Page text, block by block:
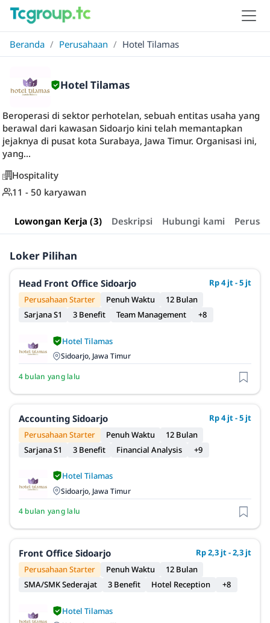
Beranda / Perusahaan / Hotel Tilamas
Hotel Tilamas
Beroperasi di sektor perhotelan, sebuah entitas usaha yang
berawal dari kawasan Sidoarjo kini telah memantapkan
jejaknya di pusat kota Surabaya, Jawa Timur. Organisasi ini,
yang...
Hospitality
11 - 50 karyawan
Lowongan Kerja (3) Deskripsi Hubungi kami
Loker Pilihan
Head Front Office Sidoarjo
Rp 4 jt - 5 jt
Perusahaan Starter
Penuh Waktu
12 Bulan
Sarjana S1
3 Benefit Team Management +8
Hotel Tilamas
Sidoarjo, Jawa Timur
4 bulan yang lalu
Accounting Sidoarjo
Rp 4 jt - 5 jt
Perusahaan Starter
Penuh Waktu
12 Bulan
Sarjana S1
3 Benefit Financial Analysis +9
Hotel Tilamas
Sidoarjo, Jawa Timur
4 bulan yang lalu
Front Office Sidoarjo
Rp 2,3 jt - 2,3 jt
Perusahaan Starter
Penuh Waktu
12 Bulan
SMA/SMK Sederajat
3 Benefit Hotel Reception +8
Hotel Tilamas